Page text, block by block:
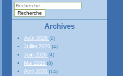
Archives
Août 2026 (2)
Juillet 2026 (4)
Juin 2026 (4)
Mai 2026 (8)
Avril 2026 (14)